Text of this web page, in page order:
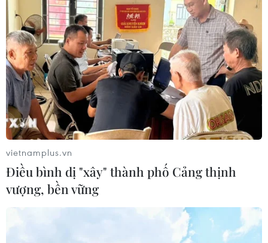
TIN LIÊN QUAN
Phiên thứ nhất Đại hội IX Hội
vietnamplus.vn
Điều bình dị "xây" thành phố Cảng thịnh
vượng, bền vững